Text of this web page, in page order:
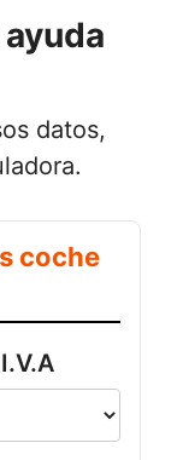
datos,
coche